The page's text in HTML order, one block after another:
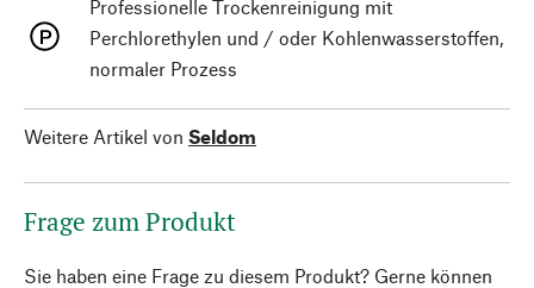
Professionelle Trockenreinigung mit
Perchlorethylen und / oder Kohlenwasserstoffen,
normaler Prozess
Weitere Artikel von Seldom
Frage zum Produkt
Sie haben eine Frage zu diesem Produkt? Gerne können